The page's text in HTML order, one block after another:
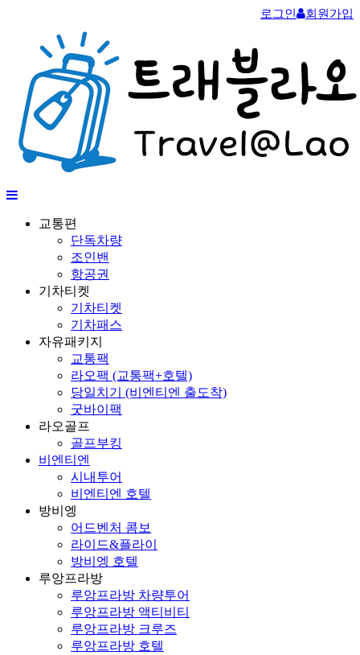
로그인 회원가입
교통편
단독차량
조인밴
항공권
기차티켓
기차티켓
기차패스
자유패키지
교통팩
라오팩 (교통팩+호텔)
당일치기 (비엔티엔 출도착)
굿바이팩
라오골프
골프부킹
비엔티엔
시내투어
비엔티엔 호텔
방비엥
어드벤처 콤보
라이드&플라이
방비엥 호텔
루앙프라방
루앙프라방 차량투어
루앙프라방 액티비티
루앙프라방 크루즈
루앙프라방 호텔